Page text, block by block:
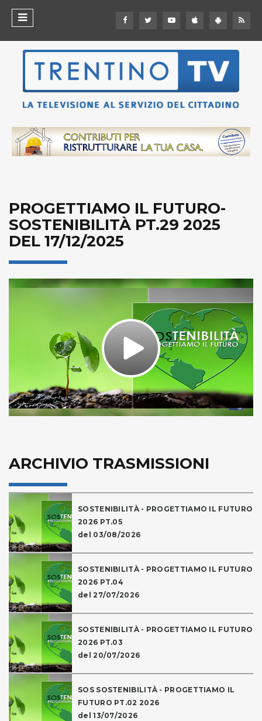
PROGETTIAMO IL FUTURO-
SOSTENIBILITÀ PT.29 2025
DEL 17/12/2025
Play
Video
ARCHIVIO TRASMISSIONI
SOSTENIBILITÀ - PROGETTIAMO IL FUTURO
2026 PT.05
del 03/08/2026
SOSTENIBILITÀ - PROGETTIAMO IL FUTURO
2026 PT.04
del 27/07/2026
SOSTENIBILITÀ - PROGETTIAMO IL FUTURO
2026 PT.03
del 20/07/2026
SOS SOSTENIBILITÀ - PROGETTIAMO IL
FUTURO PT.02 2026
del 13/07/2026